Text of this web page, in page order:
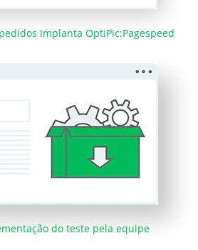
implanta OptiPic:Pagespeed
do teste pela equipe